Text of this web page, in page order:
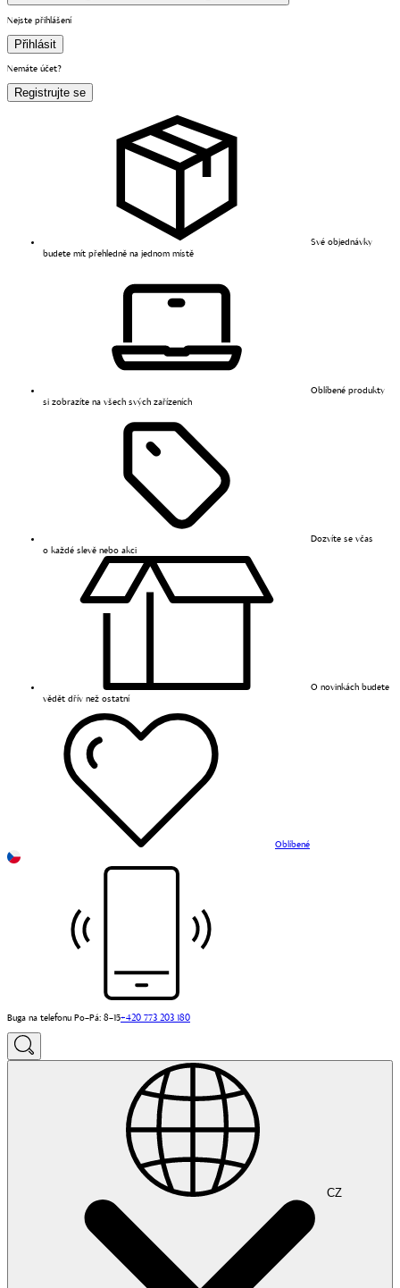
Nejste přihlášení
Přihlásit
Nemáte účet?
Registrujte se
Své objednávky
budete mít přehledně na jednom místě
Oblíbené produkty
si zobrazíte na všech svých zařízeních
Dozvíte se včas
o každé slevě nebo akci
O novinkách budete
vědět dřív než ostatní
Oblíbené
Buga na telefonu Po–Pá: 8–15+420 773 203 180
CZ